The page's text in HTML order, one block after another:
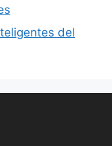
del